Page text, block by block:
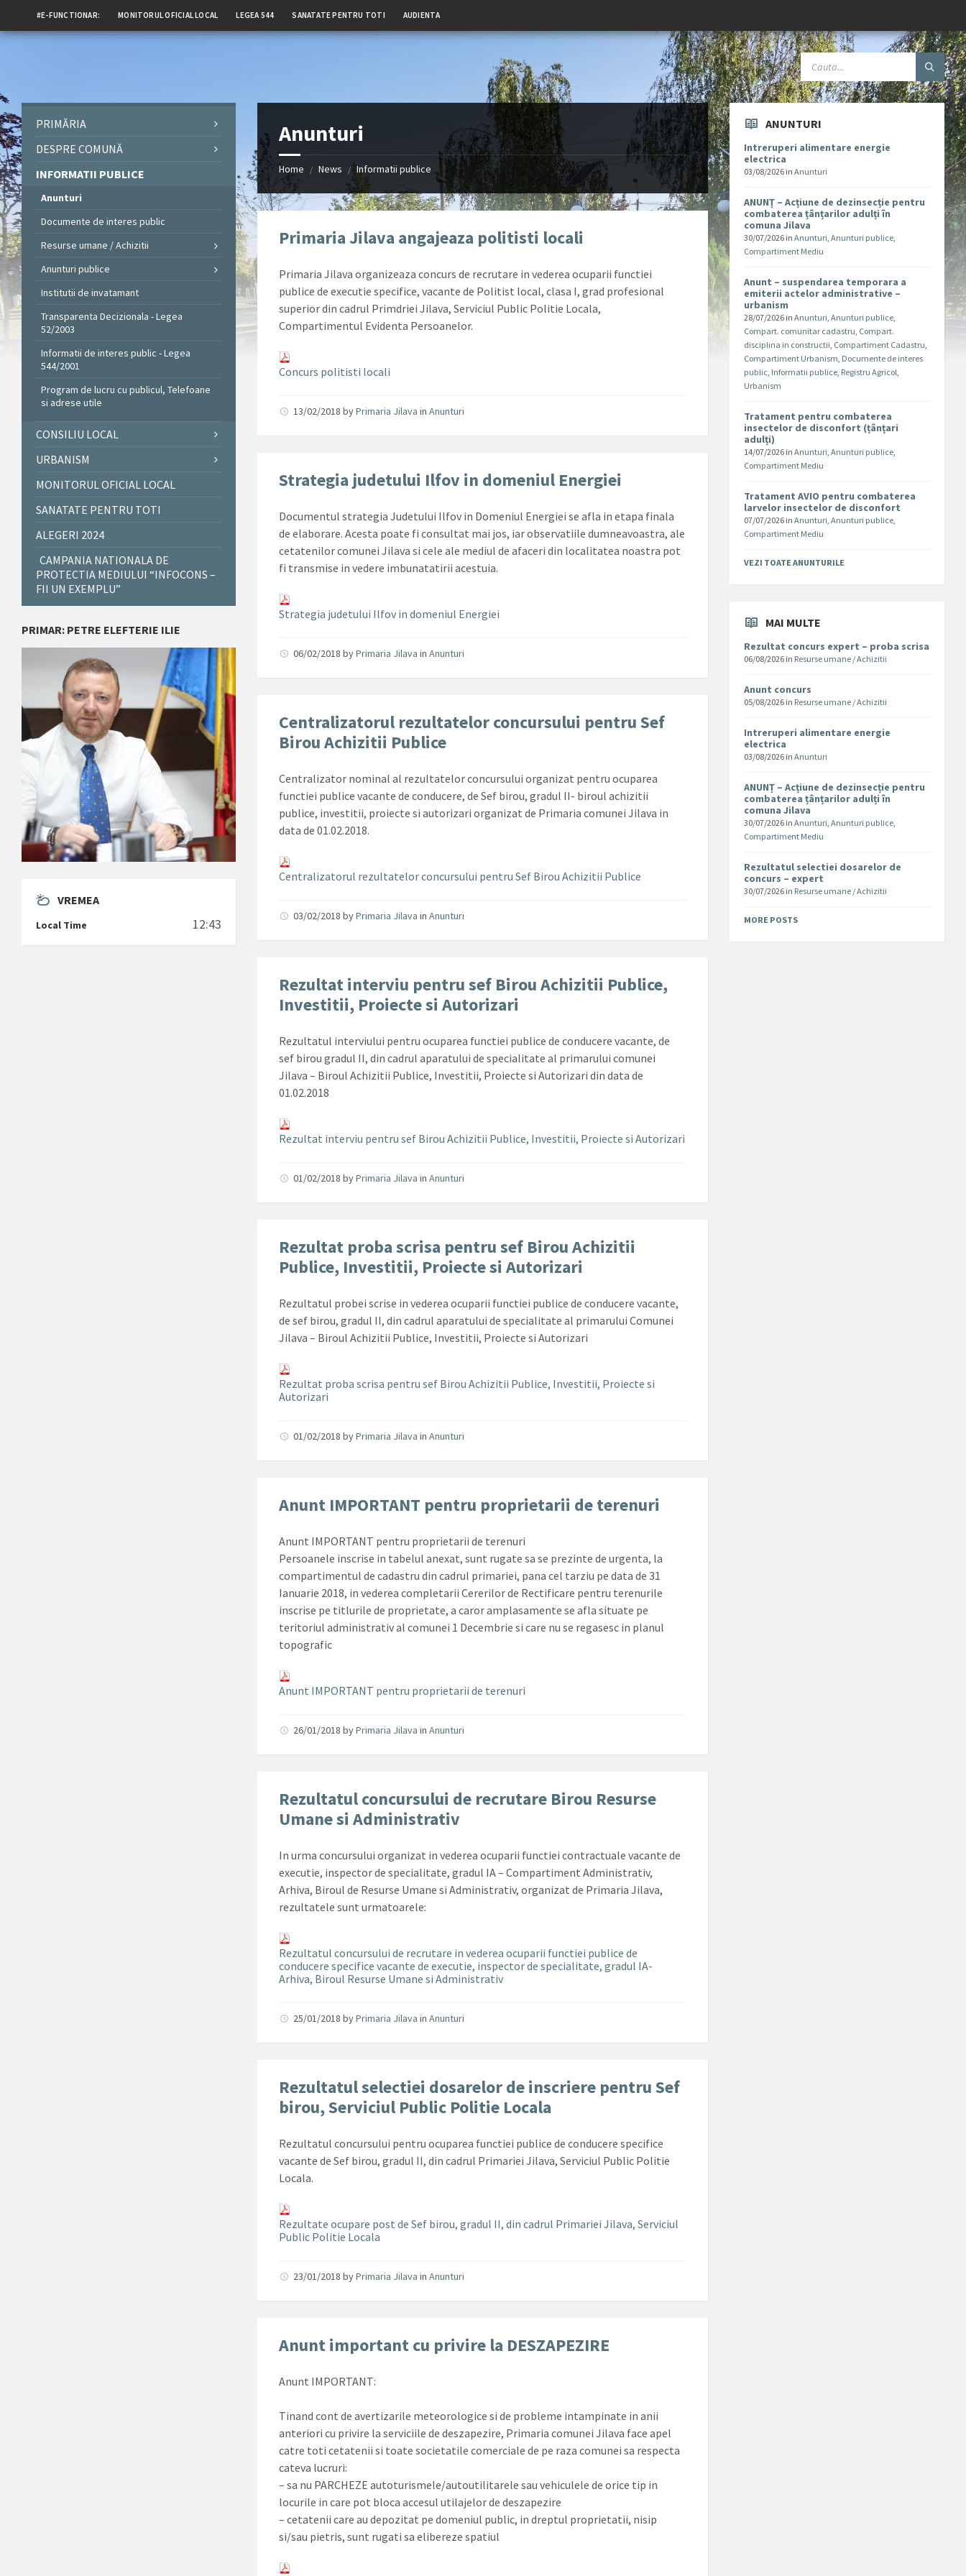
#E-FUNCTIONAR: MONITORUL OFICIAL LOCAL LEGEA 544 SANATATE PENTRU TOTI AUDIENTA
Anunturi
Home / News / Informatii publice
Primaria Jilava angajeaza politisti locali
Primaria Jilava organizeaza concurs de recrutare in vederea ocuparii functiei
publice de executie specifice, vacante de Politist local, clasa I, grad profesional
superior din cadrul Primdriei Jilava, Serviciul Public Politie Locala,
Compartimentul Evidenta Persoanelor.
Concurs politisti locali
13/02/2018byPrimaria Jilava inAnunturi
Strategia judetului Ilfov in domeniul Energiei
Documentul strategia Judetului Ilfov in Domeniul Energiei se afla in etapa finala
de elaborare. Acesta poate fi consultat mai jos, iar observatiile dumneavoastra, ale
cetatenilor comunei Jilava si cele ale mediul de afaceri din localitatea noastra pot
fi transmise in vedere imbunatatirii acestuia.
Strategia judetului Ilfov in domeniul Energiei
06/02/2018byPrimaria Jilava inAnunturi
Centralizatorul rezultatelor concursului pentru Sef
Birou Achizitii Publice
Centralizator nominal al rezultatelor concursului organizat pentru ocuparea
functiei publice vacante de conducere, de Sef birou, gradul II- biroul achizitii
publice, investitii, proiecte si autorizari organizat de Primaria comunei Jilava in
data de 01.02.2018.
Centralizatorul rezultatelor concursului pentru Sef Birou Achizitii Publice
03/02/2018byPrimaria Jilava inAnunturi
Rezultat interviu pentru sef Birou Achizitii Publice,
Investitii, Proiecte si Autorizari
Rezultatul interviului pentru ocuparea functiei publice de conducere vacante, de
sef birou gradul II, din cadrul aparatului de specialitate al primarului comunei
Jilava – Biroul Achizitii Publice, Investitii, Proiecte si Autorizari din data de
01.02.2018
Rezultat interviu pentru sef Birou Achizitii Publice, Investitii, Proiecte si Autorizari
01/02/2018byPrimaria Jilava inAnunturi
Rezultat proba scrisa pentru sef Birou Achizitii
Publice, Investitii, Proiecte si Autorizari
Rezultatul probei scrise in vederea ocuparii functiei publice de conducere vacante,
de sef birou, gradul II, din cadrul aparatului de specialitate al primarului Comunei
Jilava – Biroul Achizitii Publice, Investitii, Proiecte si Autorizari
Rezultat proba scrisa pentru sef Birou Achizitii Publice, Investitii, Proiecte si
Autorizari
01/02/2018byPrimaria Jilava inAnunturi
Anunt IMPORTANT pentru proprietarii de terenuri
Anunt IMPORTANT pentru proprietarii de terenuri
Persoanele inscrise in tabelul anexat, sunt rugate sa se prezinte de urgenta, la
compartimentul de cadastru din cadrul primariei, pana cel tarziu pe data de 31
Ianuarie 2018, in vederea completarii Cererilor de Rectificare pentru terenurile
inscrise pe titlurile de proprietate, a caror amplasamente se afla situate pe
teritoriul administrativ al comunei 1 Decembrie si care nu se regasesc in planul
topografic
Anunt IMPORTANT pentru proprietarii de terenuri
26/01/2018byPrimaria Jilava inAnunturi
Rezultatul concursului de recrutare Birou Resurse
Umane si Administrativ
In urma concursului organizat in vederea ocuparii functiei contractuale vacante de
executie, inspector de specialitate, gradul IA – Compartiment Administrativ,
Arhiva, Biroul de Resurse Umane si Administrativ, organizat de Primaria Jilava,
rezultatele sunt urmatoarele:
Rezultatul concursului de recrutare in vederea ocuparii functiei publice de
conducere specifice vacante de executie, inspector de specialitate, gradul IA-
Arhiva, Biroul Resurse Umane si Administrativ
25/01/2018byPrimaria Jilava inAnunturi
Rezultatul selectiei dosarelor de inscriere pentru Sef
birou, Serviciul Public Politie Locala
Rezultatul concursului pentru ocuparea functiei publice de conducere specifice
vacante de Sef birou, gradul II, din cadrul Primariei Jilava, Serviciul Public Politie
Locala.
Rezultate ocupare post de Sef birou, gradul II, din cadrul Primariei Jilava, Serviciul
Public Politie Locala
23/01/2018byPrimaria Jilava inAnunturi
Anunt important cu privire la DESZAPEZIRE
Anunt IMPORTANT:
Tinand cont de avertizarile meteorologice si de probleme intampinate in anii
anteriori cu privire la serviciile de deszapezire, Primaria comunei Jilava face apel
catre toti cetatenii si toate societatile comerciale de pe raza comunei sa respecta
cateva lucruri:
– sa nu PARCHEZE autoturismele/autoutilitarele sau vehiculele de orice tip in
locurile in care pot bloca accesul utilajelor de deszapezire
– cetatenii care au depozitat pe domeniul public, in dreptul proprietatii, nisip
si/sau pietris, sunt rugati sa elibereze spatiul
PRIMĂRIA
DESPRE COMUNĂ
INFORMATII PUBLICE
Anunturi
Documente de interes public
Resurse umane / Achizitii
Anunturi publice
Institutii de invatamant
Transparenta Decizionala - Legea
52/2003
Informatii de interes public - Legea
544/2001
Program de lucru cu publicul, Telefoane
si adrese utile
CONSILIU LOCAL
URBANISM
MONITORUL OFICIAL LOCAL
SANATATE PENTRU TOTI
ALEGERI 2024
CAMPANIA NATIONALA DE
PROTECTIA MEDIULUI “INFOCONS –
FII UN EXEMPLU”
PRIMAR: PETRE ELEFTERIE ILIE
VREMEA
Local Time 12:43
ANUNTURI
Intreruperi alimentare energie
electrica
03/08/2026 inAnunturi
ANUNȚ – Acțiune de dezinsecție pentru
combaterea țânțarilor adulți în
comuna Jilava
30/07/2026 inAnunturi,Anunturi publice,
Compartiment Mediu
Anunt – suspendarea temporara a
emiterii actelor administrative –
urbanism
28/07/2026 inAnunturi,Anunturi publice,
Compart. comunitar cadastru, Compart.
disciplina in constructii, Compartiment Cadastru,
Compartiment Urbanism, Documente de interes
public, Informatii publice, Registru Agricol,
Urbanism
Tratament pentru combaterea
insectelor de disconfort (țânțari
adulți)
14/07/2026 inAnunturi,Anunturi publice,
Compartiment Mediu
Tratament AVIO pentru combaterea
larvelor insectelor de disconfort
07/07/2026 inAnunturi,Anunturi publice,
Compartiment Mediu
VEZI TOATE ANUNTURILE
MAI MULTE
Rezultat concurs expert – proba scrisa
06/08/2026 in Resurse umane / Achizitii
Anunt concurs
05/08/2026 in Resurse umane / Achizitii
Intreruperi alimentare energie
electrica
03/08/2026 inAnunturi
ANUNȚ – Acțiune de dezinsecție pentru
combaterea țânțarilor adulți în
comuna Jilava
30/07/2026 inAnunturi,Anunturi publice,
Compartiment Mediu
Rezultatul selectiei dosarelor de
concurs – expert
30/07/2026 in Resurse umane / Achizitii
MORE POSTS